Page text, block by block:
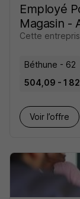
Employé
Magasin -
Cette
Béthune - 62
504,09 - 1
Voir l’offre